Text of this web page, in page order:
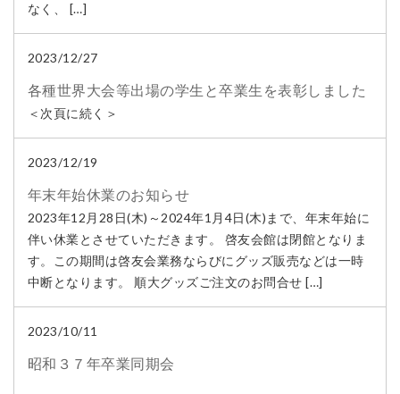
なく、 […]
2023/12/27
各種世界大会等出場の学生と卒業生を表彰しました
＜次頁に続く＞
2023/12/19
年末年始休業のお知らせ
2023年12月28日(木)～2024年1月4日(木)まで、年末年始に
伴い休業とさせていただきます。 啓友会館は閉館となりま
す。この期間は啓友会業務ならびにグッズ販売などは一時
中断となります。 順大グッズご注文のお問合せ […]
2023/10/11
昭和３７年卒業同期会